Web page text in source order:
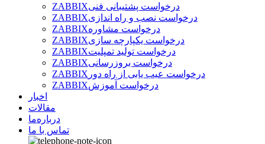
ZABBIXدرخواست پشتیبانی فنی
ZABBIXدرخواست نصب و راه اندازی
ZABBIXدرخواست مشاوره
ZABBIXدرخواست یکپارچه سازی
ZABBIXدرخواست تولید تمپلیت
ZABBIXدرخواست بروزرسانی
ZABBIX درخواست عیب یابی از راه دور
ZABBIXدرخواست آموزش
اخبار
مقالات
درباره‌ما
تماس با ما